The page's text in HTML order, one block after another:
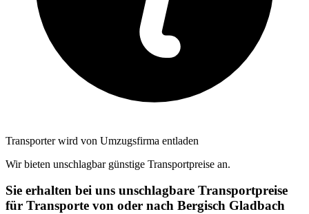
Transporter wird von Umzugsfirma entladen
Wir bieten unschlagbar günstige Transportpreise an.
Sie erhalten bei uns unschlagbare Transportpreise
für Transporte von oder nach Bergisch Gladbach